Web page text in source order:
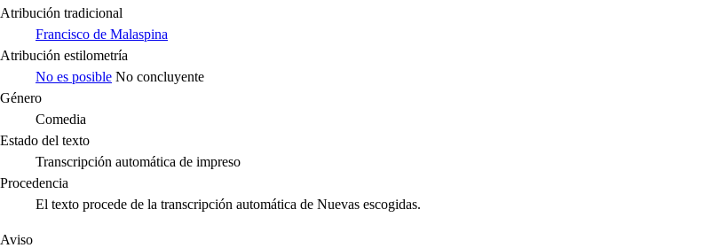
Atribución tradicional
Francisco de Malaspina
Atribución estilometría
No es posible No concluyente
Género
Comedia
Estado del texto
Transcripción automática de impreso
Procedencia
El texto procede de la transcripción automática de Nuevas escogidas.
Aviso